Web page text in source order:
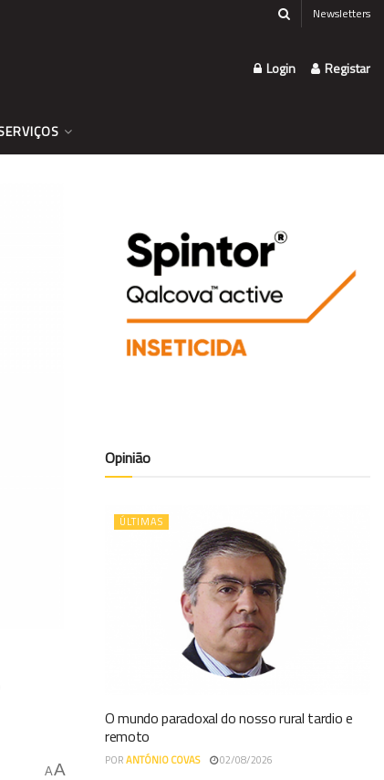
Newsletters
Login Registar
AA
Opinião
ÚLTIMAS
O mundo paradoxal do nosso rural tardio e
remoto
PORANTÓNIO COVAS 02/08/2026